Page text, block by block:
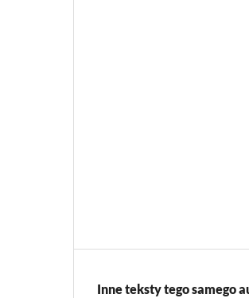
Inne teksty tego samego